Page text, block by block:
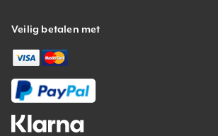
Veilig betalen met